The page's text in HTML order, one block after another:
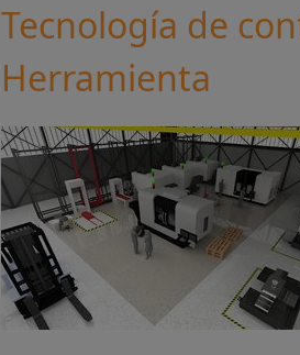
Tecnología de
Herramienta